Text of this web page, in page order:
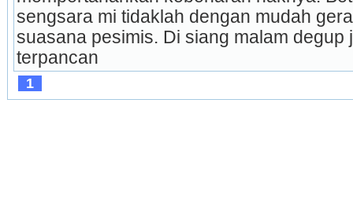
sengsara mi tidaklah dengan mudah
suasana pesimis. Di siang malam degup
terpancan
1